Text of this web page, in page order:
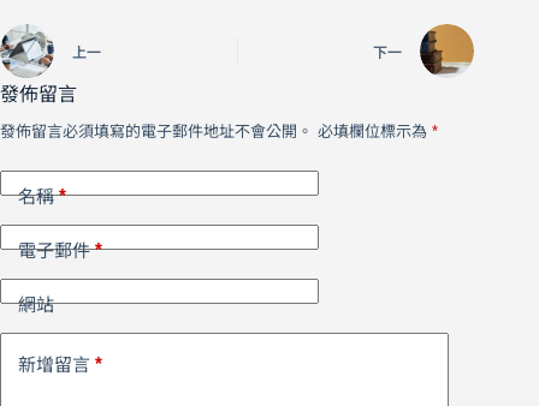
上一 下一
發佈留言
發佈留言必須填寫的電子郵件地址不會公開。 必填欄位標示為 *
名稱*
電子郵件*
網站
新增留言 *